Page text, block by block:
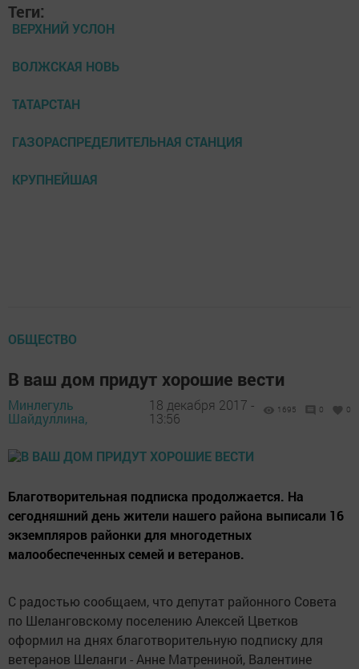
Теги:
ВЕРХНИЙ УСЛОН
ВОЛЖСКАЯ НОВЬ
ТАТАРСТАН
ГАЗОРАСПРЕДЕЛИТЕЛЬНАЯ СТАНЦИЯ
КРУПНЕЙШАЯ
ОБЩЕСТВО
В ваш дом придут хорошие вести
Минлегуль
Шайдуллина,
18 декабря 2017 -
13:56
1695 0 0
Благотворительная подписка продолжается. На
сегодняшний день жители нашего района выписали 16
экземпляров районки для многодетных
малообеспеченных семей и ветеранов.
С радостью сообщаем, что депутат районного Совета
по Шеланговскому поселению Алексей Цветков
оформил на днях благотворительную подписку для
ветеранов Шеланги - Анне Матрениной, Валентине